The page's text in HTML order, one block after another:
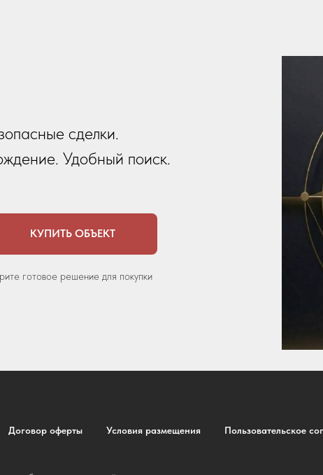
сделки.
Удобный поиск.
КУПИТЬ ОБЪЕКТ
готовое решение для покупки
Договор оферты Условия размещения Пользовательское